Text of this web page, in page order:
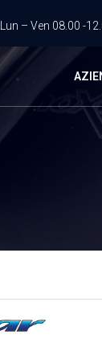
Lun – Ven 08.00 -